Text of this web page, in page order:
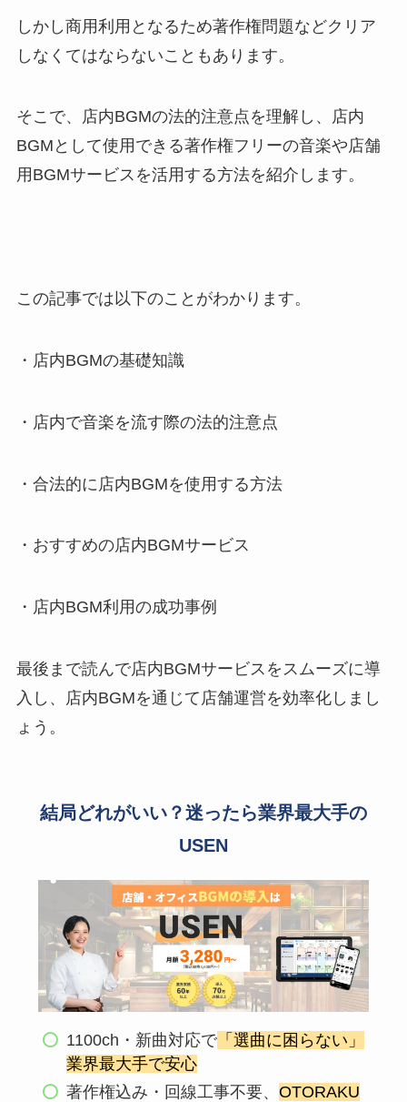
しかし商用利用となるため著作権問題などクリア
しなくてはならないこともあります。
そこで、店内BGMの法的注意点を理解し、店内
BGMとして使用できる著作権フリーの音楽や店舗
用BGMサービスを活用する方法を紹介します。
この記事では以下のことがわかります。
・店内BGMの基礎知識
・店内で音楽を流す際の法的注意点
・合法的に店内BGMを使用する方法
・おすすめの店内BGMサービス
・店内BGM利用の成功事例
最後まで読んで店内BGMサービスをスムーズに導
入し、店内BGMを通じて店舗運営を効率化しまし
ょう。
結局どれがいい？迷ったら業界最大手の
USEN
1100ch・新曲対応で 「選曲に困らない」
業界最大手で安心
著作権込み・回線工事不要、OTORAKU